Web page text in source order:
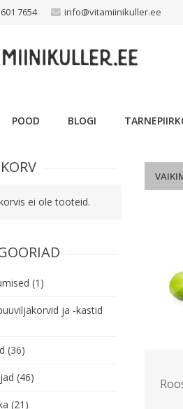
7654 info@vitamiinikuller.ee
POOD BLOGI
ei ole tooteid.
(1)
ja -kastid
(36)
(46)
(21)